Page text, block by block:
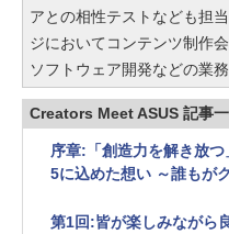
アとの相性テストなども担
ジにおいてコンテンツ制作
ソフトウェア開発などの業
Creators Meet ASUS 記事
序章:「創造力を解き放
5に込めた想い ～誰もが
第1回:皆が楽しみながら